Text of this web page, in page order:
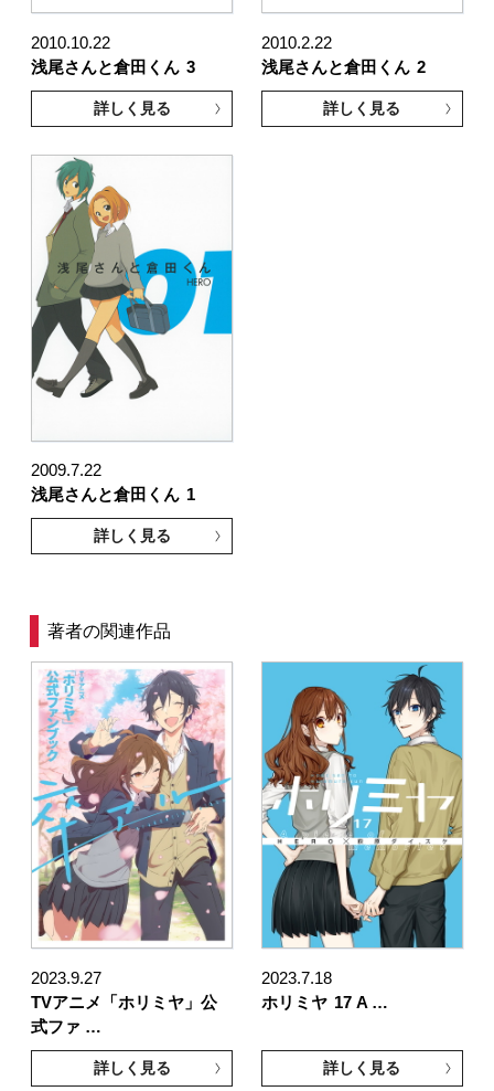
2010.10.22
浅尾さんと倉田くん 3
詳しく見る
2010.2.22
浅尾さんと倉田くん 2
詳しく見る
2009.7.22
浅尾さんと倉田くん 1
詳しく見る
著者の関連作品
2023.9.27
TVアニメ「ホリミヤ」公
式ファ …
詳しく見る
2023.7.18
ホリミヤ 17 A …
詳しく見る